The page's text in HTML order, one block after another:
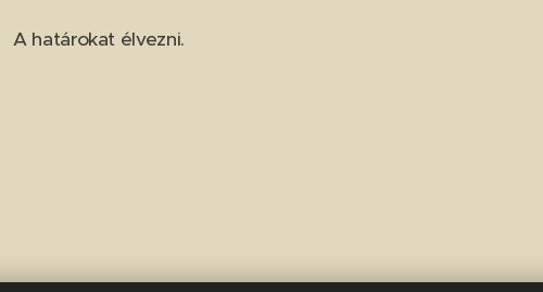
A határokat élvezni.